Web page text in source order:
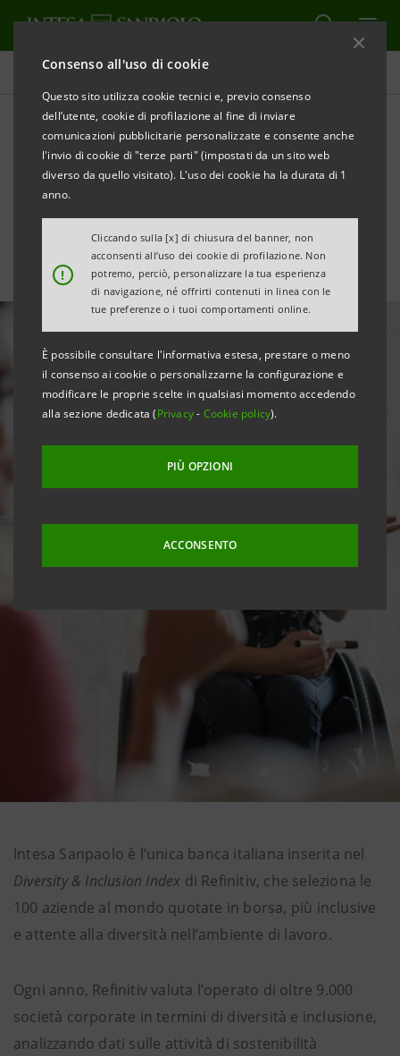
Consenso all'uso di cookie
Questo sito utilizza cookie tecnici e, previo consenso
dell’utente, cookie di profilazione al fine di inviare
comunicazioni pubblicitarie personalizzate e consente anche
l'invio di cookie di "terze parti" (impostati da un sito web
diverso da quello visitato). L'uso dei cookie ha la durata di 1
anno.
!
Cliccando sulla [x] di chiusura del banner, non
acconsenti all’uso dei cookie di profilazione. Non
potremo, perciò, personalizzare la tua esperienza
di navigazione, né offrirti contenuti in linea con le
tue preferenze o i tuoi comportamenti online.
È possibile consultare l'informativa estesa, prestare o meno
il consenso ai cookie o personalizzarne la configurazione e
modificare le proprie scelte in qualsiasi momento accedendo
alla sezione dedicata (Privacy- Cookie policy).
PIÙ OPZIONI
ACCONSENTO
Tutte le news
Intesa Sanpaolo nella top
100 delle aziende in tema di
diversità e inclusione
Intesa Sanpaolo è l’unica banca italiana inserita nel
Diversity & Inclusion Index di Refinitiv, che seleziona le
100 aziende al mondo quotate in borsa, più inclusive
e attente alla diversità nell’ambiente di lavoro.
Ogni anno, Refinitiv valuta l’operato di oltre 9.000
società corporate in termini di diversità e inclusione,
analizzando dati sulle attività di sostenibilità